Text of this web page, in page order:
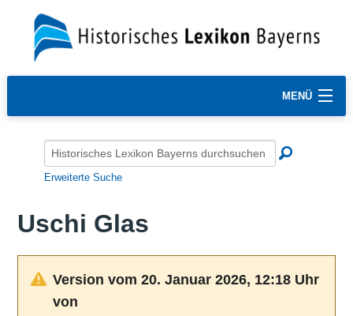
MENÜ
Erweiterte Suche
Uschi Glas
Version vom 20. Januar 2026, 12:18 Uhr
von